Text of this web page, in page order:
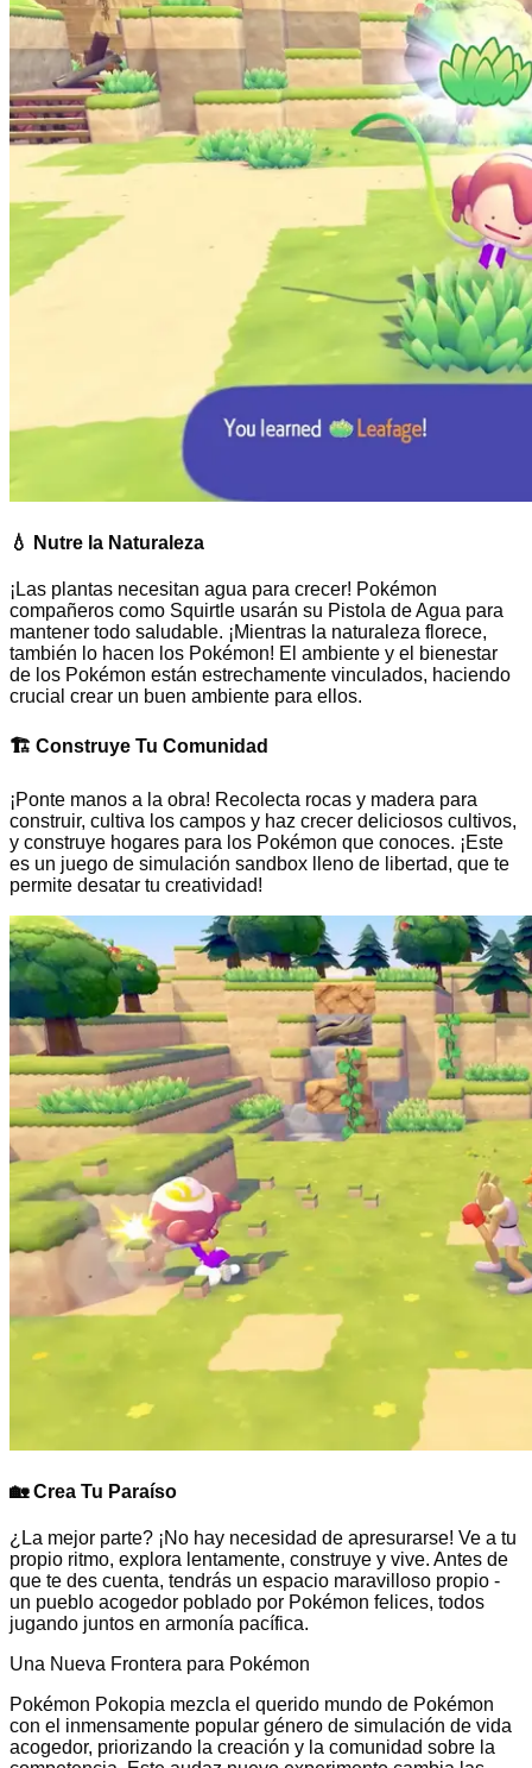
💧 Nutre la Naturaleza
¡Las plantas necesitan agua para crecer! Pokémon
compañeros como Squirtle usarán su Pistola de Agua para
mantener todo saludable. ¡Mientras la naturaleza florece,
también lo hacen los Pokémon! El ambiente y el bienestar
de los Pokémon están estrechamente vinculados, haciendo
crucial crear un buen ambiente para ellos.
🏗️ Construye Tu Comunidad
¡Ponte manos a la obra! Recolecta rocas y madera para
construir, cultiva los campos y haz crecer deliciosos cultivos,
y construye hogares para los Pokémon que conoces. ¡Este
es un juego de simulación sandbox lleno de libertad, que te
permite desatar tu creatividad!
🏡Crea Tu Paraíso
¿La mejor parte? ¡No hay necesidad de apresurarse! Ve a tu
propio ritmo, explora lentamente, construye y vive. Antes de
que te des cuenta, tendrás un espacio maravilloso propio -
un pueblo acogedor poblado por Pokémon felices, todos
jugando juntos en armonía pacífica.
Una Nueva Frontera para Pokémon
Pokémon Pokopia mezcla el querido mundo de Pokémon
con el inmensamente popular género de simulación de vida
acogedor, priorizando la creación y la comunidad sobre la